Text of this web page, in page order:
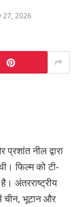
27, 2026
नील द्वारा
फिल्म को टी-
अंतरराष्ट्रीय
चीन, भूटान और